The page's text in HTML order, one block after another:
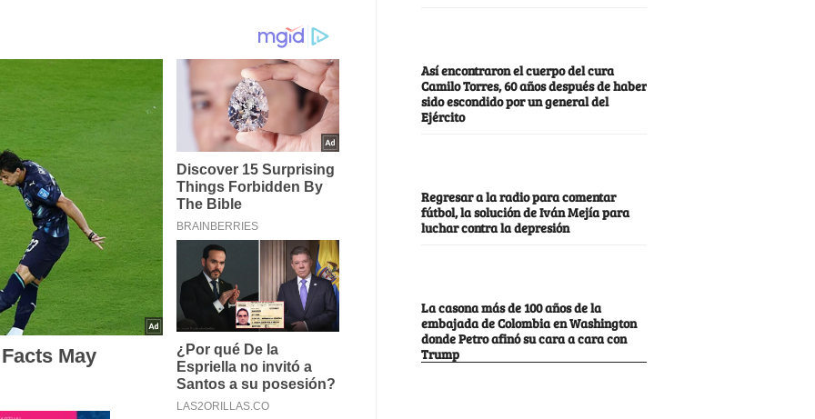
Así encontraron el cuerpo del cura
Camilo Torres, 60 años después de haber
sido escondido por un general del
Ejército
Regresar a la radio para comentar
fútbol, la solución de Iván Mejía para
luchar contra la depresión
La casona más de 100 años de la
embajada de Colombia en Washington
donde Petro afinó su cara a cara con
Trump